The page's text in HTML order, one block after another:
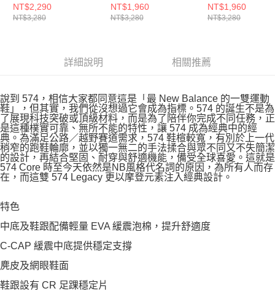
U574LGTG-D
NT$2,290
NT$3,280
閒鞋 U574LGAF-D
NT$1,960
NT$3,280
閒鞋
NT$1,960
NT$3,280
詳細說明 相關推薦
說到 574，相信大家都同意這是「最 New Balance 的一雙運動
鞋」，但其實，我們從沒想過它會成為指標。574 的誕生不是為
了展現科技突破或頂級材料，而是為了陪伴你完成不同任務，正
是這種樸實可靠、無所不能的特性，讓 574 成為經典中的經
典。為滿足公路／越野賽道需求，574 鞋楦較寬，有別於上一代
稍窄的跑鞋輪廓，並以獨一無二的手法揉合與眾不同又不失簡潔
的設計，再結合堅固、耐穿與舒適機能，備受全球喜愛。這就是
574 Core 時至今天依然是NB風格代名詞的原因，為所有人而存
在，而這雙 574 Legacy 更以摩登元素注入經典設計。
特色
中底及鞋跟配備輕量 EVA 緩震泡棉，提升舒適度
C-CAP 緩震中底提供穩定支撐
麂皮及網眼鞋面
鞋跟設有 CR 足踝穩定片